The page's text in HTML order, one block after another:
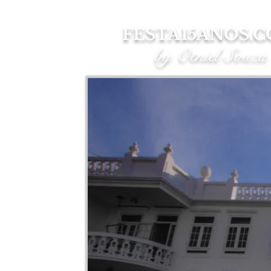
by Otniel Souza